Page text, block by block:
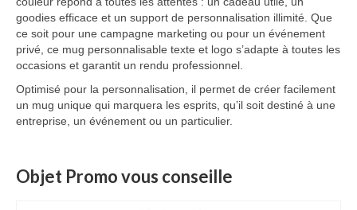
goodies efficace et un support de personnalisation illimité. Que
ce soit pour une campagne marketing ou pour un événement
privé, ce mug personnalisable texte et logo s’adapte à toutes les
occasions et garantit un rendu professionnel.
Optimisé pour la personnalisation, il permet de créer facilement
un mug unique qui marquera les esprits, qu’il soit destiné à une
entreprise, un événement ou un particulier.
Objet Promo vous conseille